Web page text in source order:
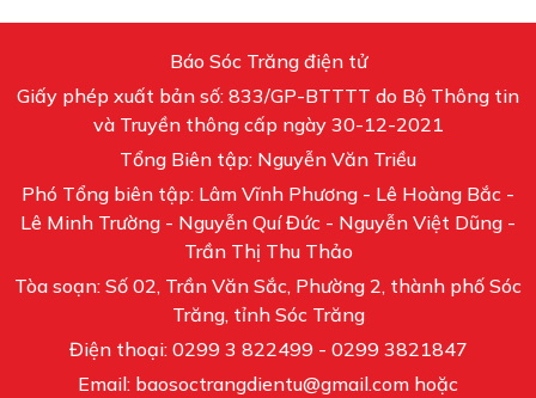
Báo Sóc Trăng điện tử
Giấy phép xuất bản số: 833/GP-BTTTT do Bộ Thông tin
và Truyền thông cấp ngày 30-12-2021
Tổng Biên tập: Nguyễn Văn Triều
Phó Tổng biên tập: Lâm Vĩnh Phương - Lê Hoàng Bắc -
Lê Minh Trường - Nguyễn Quí Đức - Nguyễn Việt Dũng -
Trần Thị Thu Thảo
Tòa soạn: Số 02, Trần Văn Sắc, Phường 2, thành phố Sóc
Trăng, tỉnh Sóc Trăng
Điện thoại: 0299 3 822499 - 0299 3821847
Email: baosoctrangdientu@gmail.com hoặc